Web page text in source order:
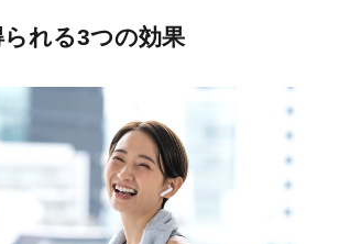
れる3つの効果